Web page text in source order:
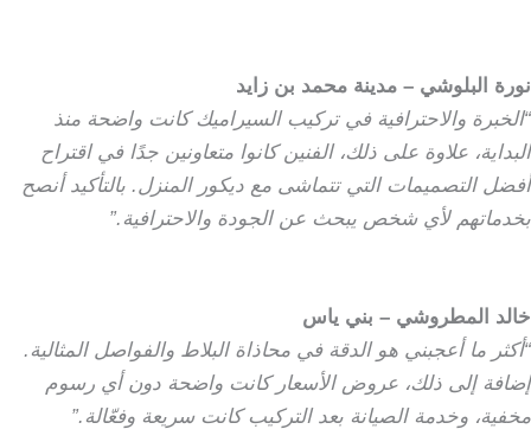
نورة البلوشي – مدينة محمد بن زايد
“الخبرة والاحترافية في تركيب السيراميك كانت واضحة منذ
البداية، علاوة على ذلك، الفنين كانوا متعاونين جدًا في اقتراح
أفضل التصميمات التي تتماشى مع ديكور المنزل. بالتأكيد أنصح
بخدماتهم لأي شخص يبحث عن الجودة والاحترافية.”
خالد المطروشي – بني ياس
“أكثر ما أعجبني هو الدقة في محاذاة البلاط والفواصل المثالية.
إضافة إلى ذلك، عروض الأسعار كانت واضحة دون أي رسوم
مخفية، وخدمة الصيانة بعد التركيب كانت سريعة وفعّالة.”